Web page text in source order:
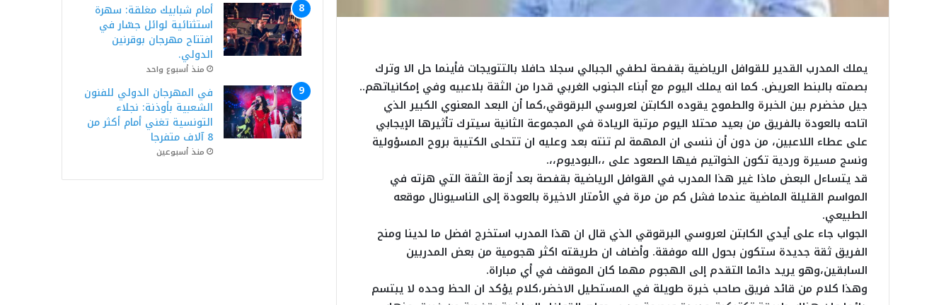
يملك المدرب القدير للقوافل الرياضية بقفصة لطفي الجبالي سجلا حافلا بالتتويجات فأينما حل الا وترك
بصمته بالبنط العريض. كما انه يملك اليوم مع أبناء الجنوب الغربي قدرا من الثقة بلاعبيه وفي إمكانياتهم..
جيل مخضرم بين الخبرة والطموح يقوده الكابتن لعروسي البرقوقي،كما أن البعد المعنوي الكبير الذي
اتاحه بالعودة بالفريق من بعيد محتلا اليوم مرتبة الريادة في المجموعة الثانية سيترك تأثيرها الإيجابي
على عطاء اللاعبين، من دون أن ننسى ان المهمة لم تنته بعد وعليه ان تتحلى الكتيبة بروح المسؤولية
ونسج مسيرة وردية تكون الخواتيم فيها الصعود على ،،البوديوم،،.
قد يتساءل البعض ماذا غير هذا المدرب في القوافل الرياضية بقفصة بعد أزمة الثقة التي هزته في
المواسم القليلة الماضية عندما فشل كم من مرة في الأمتار الاخيرة بالعودة إلى الناسيونال موقعه
الطبيعي.
الجواب جاء على أيدي الكابتن لعروسي البرقوقي الذي قال ان هذا المدرب استخرج افضل ما لدينا ومنح
الفريق ثقة جديدة ستكون بحول الله موفقة. وأضاف ان طريقته اكثر هجومية من بعض المدربين
السابقين،وهو يريد دائما التقدم إلى الهجوم مهما كان الموقف في أي مباراة.
وهذا كلام من قائد فريق صاحب خبرة طويلة في المستطيل الاخضر،كلام يؤكد ان الحظ وحده لا يبتسم
أمام شبابيك مغلقة: سهرة
استثنائية لوائل جسّار في
افتتاح مهرجان بوقرنين
الدولي.
منذ أسبوع واحد
في المهرجان الدولي للفنون
الشعبية بأوذنة: نجلاء
التونسية تغني أمام أكثر من
8 آلاف متفرجا
منذ أسبوعين